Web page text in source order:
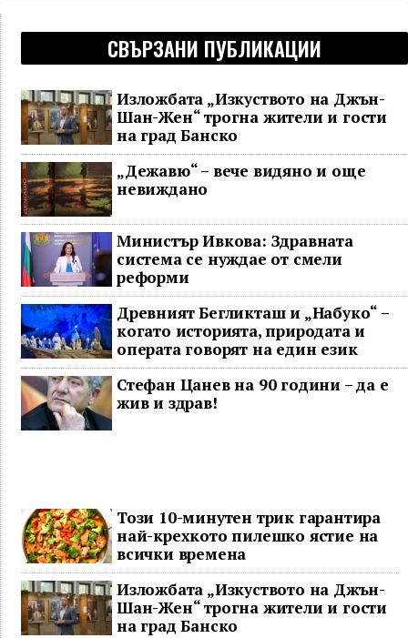
СВЪРЗАНИ ПУБЛИКАЦИИ
Изложбата „Изкуството на Джън-
Шан-Жен“ трогна жители и гости
на град Банско
„Дежавю“ – вече видяно и още
невиждано
Министър Ивкова: Здравната
система се нуждае от смели
реформи
Древният Бегликташ и „Набуко“ –
когато историята, природата и
операта говорят на един език
Стефан Цанев на 90 години – да е
жив и здрав!
Този 10-минутен трик гарантира
най-крехкото пилешко ястие на
всички времена
Изложбата „Изкуството на Джън-
Шан-Жен“ трогна жители и гости
на град Банско